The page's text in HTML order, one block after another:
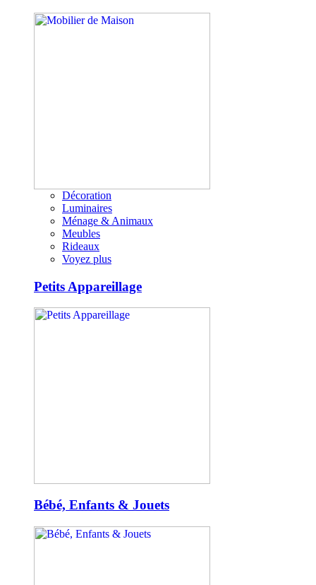
Décoration
Luminaires
Ménage & Animaux
Meubles
Rideaux
Voyez plus
Petits Appareillage
Bébé, Enfants & Jouets